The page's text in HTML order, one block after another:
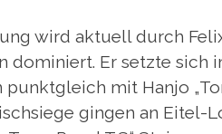
wird aktuell durch
dominiert. Er setzte sich
punktgleich mit Hanjo
gingen an Eitel-